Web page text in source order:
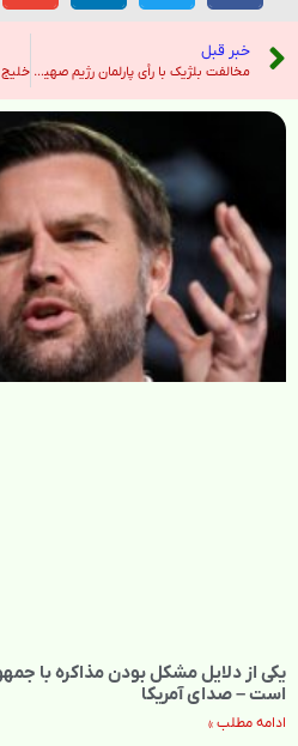
خبر قبل
مخالفت بلژیک با رأی پارلمان رژیم صهیونیستی علیه تشکیل کشور فلسطین – خبرگزاری ایرنا
یکی از دلایل مشکل بودن مذاکره با
است – صدای آمریکا
ادامه مطلب »